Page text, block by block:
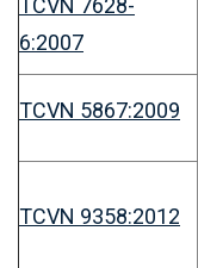
TCVN 7628-
6:2007
TCVN 5867:2009
TCVN 9358:2012